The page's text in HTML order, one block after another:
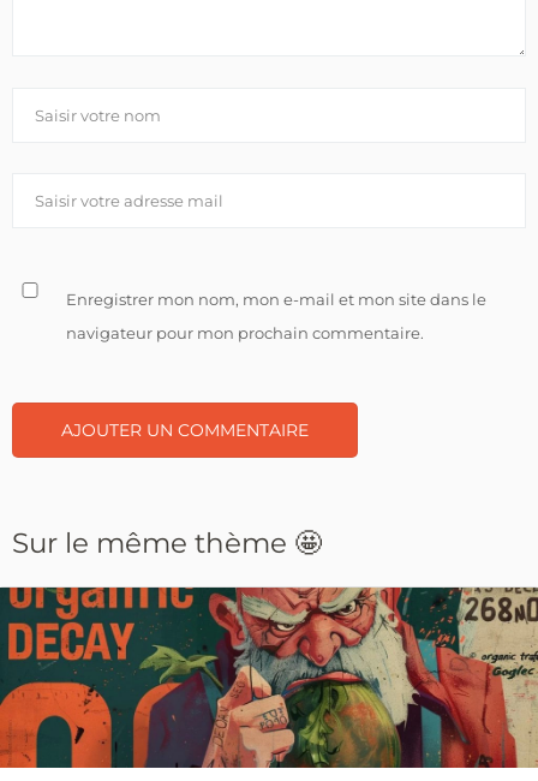
Enregistrer mon nom, mon e-mail et mon site dans le
navigateur pour mon prochain commentaire.
Sur le même thème 🤩